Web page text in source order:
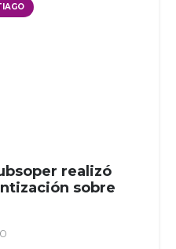
realizó
sobre
0